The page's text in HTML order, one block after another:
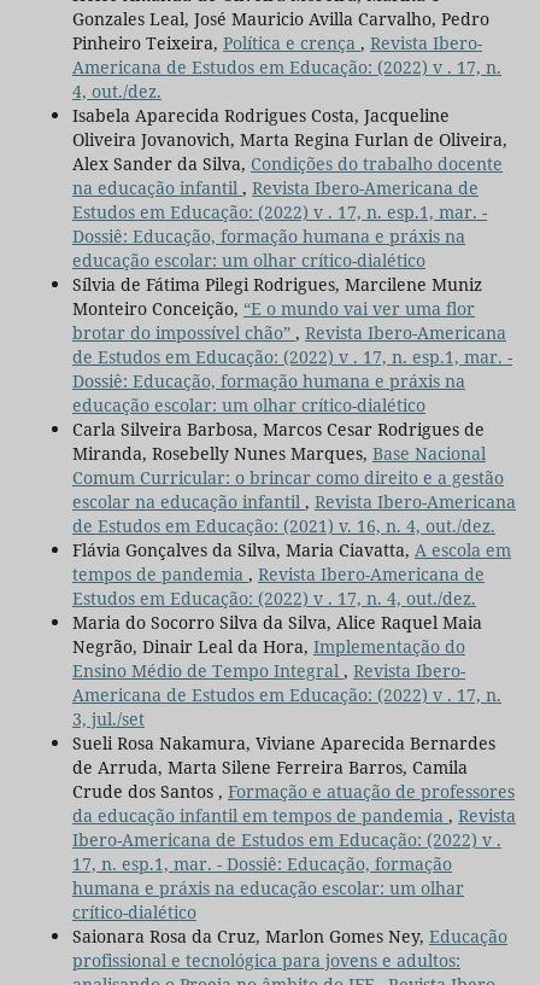
Gonzales Leal, José Mauricio Avilla Carvalho, Pedro
Pinheiro Teixeira, Política e crença , Revista Ibero-
Americana de Estudos em Educação: (2022) v . 17, n.
4, out./dez.
Isabela Aparecida Rodrigues Costa, Jacqueline
Oliveira Jovanovich, Marta Regina Furlan de Oliveira,
Alex Sander da Silva, Condições do trabalho docente
na educação infantil , Revista Ibero-Americana de
Estudos em Educação: (2022) v . 17, n. esp.1, mar. -
Dossiê: Educação, formação humana e práxis na
educação escolar: um olhar crítico-dialético
Sílvia de Fátima Pilegi Rodrigues, Marcilene Muniz
Monteiro Conceição, “E o mundo vai ver uma flor
brotar do impossível chão” , Revista Ibero-Americana
de Estudos em Educação: (2022) v . 17, n. esp.1, mar. -
Dossiê: Educação, formação humana e práxis na
educação escolar: um olhar crítico-dialético
Carla Silveira Barbosa, Marcos Cesar Rodrigues de
Miranda, Rosebelly Nunes Marques, Base Nacional
Comum Curricular: o brincar como direito e a gestão
escolar na educação infantil , Revista Ibero-Americana
de Estudos em Educação: (2021) v. 16, n. 4, out./dez.
Flávia Gonçalves da Silva, Maria Ciavatta, A escola em
tempos de pandemia , Revista Ibero-Americana de
Estudos em Educação: (2022) v . 17, n. 4, out./dez.
Maria do Socorro Silva da Silva, Alice Raquel Maia
Negrão, Dinair Leal da Hora, Implementação do
Ensino Médio de Tempo Integral , Revista Ibero-
Americana de Estudos em Educação: (2022) v . 17, n.
3, jul./set
Sueli Rosa Nakamura, Viviane Aparecida Bernardes
de Arruda, Marta Silene Ferreira Barros, Camila
Crude dos Santos , Formação e atuação de professores
da educação infantil em tempos de pandemia , Revista
Ibero-Americana de Estudos em Educação: (2022) v .
17, n. esp.1, mar. - Dossiê: Educação, formação
humana e práxis na educação escolar: um olhar
crítico-dialético
Saionara Rosa da Cruz, Marlon Gomes Ney, Educação
profissional e tecnológica para jovens e adultos: